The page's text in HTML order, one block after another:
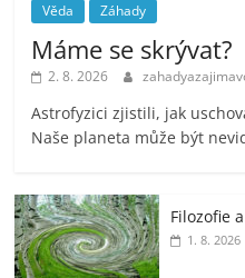
Věda Záhady
Máme se skrývat?
2. 8. 2026
Astrofyzici zjistili, jak
Naše planeta může být
Filozofie
1. 8. 2026